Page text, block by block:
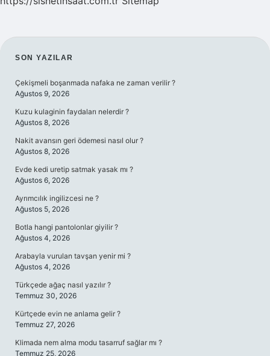
SIDEBAR
SON YAZILAR
Çekişmeli boşanmada nafaka ne zaman verilir ?
Ağustos 9, 2026
Kuzu kulaginin faydaları nelerdir ?
Ağustos 8, 2026
Nakit avansın geri ödemesi nasıl olur ?
Ağustos 8, 2026
Evde kedi uretip satmak yasak mı ?
Ağustos 6, 2026
Ayrımcılık ingilizcesi ne ?
Ağustos 5, 2026
Botla hangi pantolonlar giyilir ?
Ağustos 4, 2026
Arabayla vurulan tavşan yenir mi ?
Ağustos 4, 2026
Türkçede ağaç nasıl yazılır ?
Temmuz 30, 2026
Kürtçede evin ne anlama gelir ?
Temmuz 27, 2026
Klimada nem alma modu tasarruf sağlar mı ?
Temmuz 25, 2026